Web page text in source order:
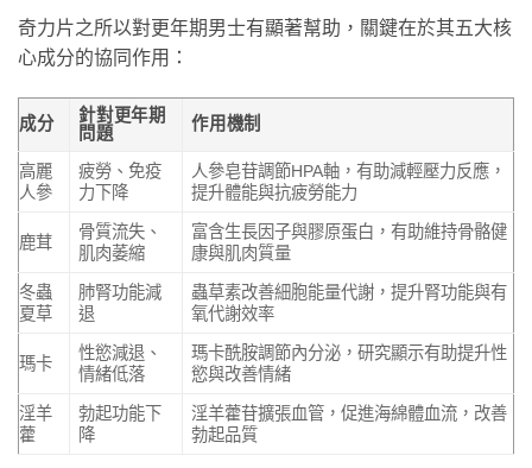
奇力片之所以對更年期男士有顯著幫助，關鍵在於其五大核
心成分的協同作用：
成分
針對更年期
問題
作用機制
高麗
人參
疲勞、免疫
力下降
人參皂苷調節HPA軸，有助減輕壓力反應，
提升體能與抗疲勞能力
鹿茸
骨質流失、
肌肉萎縮
富含生長因子與膠原蛋白，有助維持骨骼健
康與肌肉質量
冬蟲
夏草
肺腎功能減
退
蟲草素改善細胞能量代謝，提升腎功能與有
氧代謝效率
瑪卡
性慾減退、
情緒低落
瑪卡酰胺調節內分泌，研究顯示有助提升性
慾與改善情緒
淫羊
藿
勃起功能下
降
淫羊藿苷擴張血管，促進海綿體血流，改善
勃起品質